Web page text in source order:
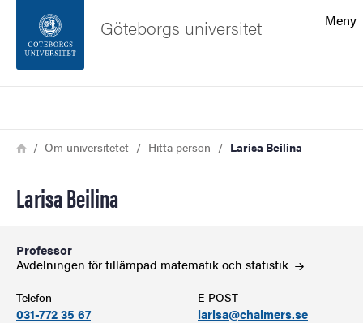
Sidfoten
Meny
Göteborgs universitet
Länkstig
HemOm universitetet Hitta person Larisa Beilina
Larisa Beilina
Professor
Avdelningen för tillämpad matematik och statistik
Telefon
031-772 35 67
E-POST
larisa@chalmers.se